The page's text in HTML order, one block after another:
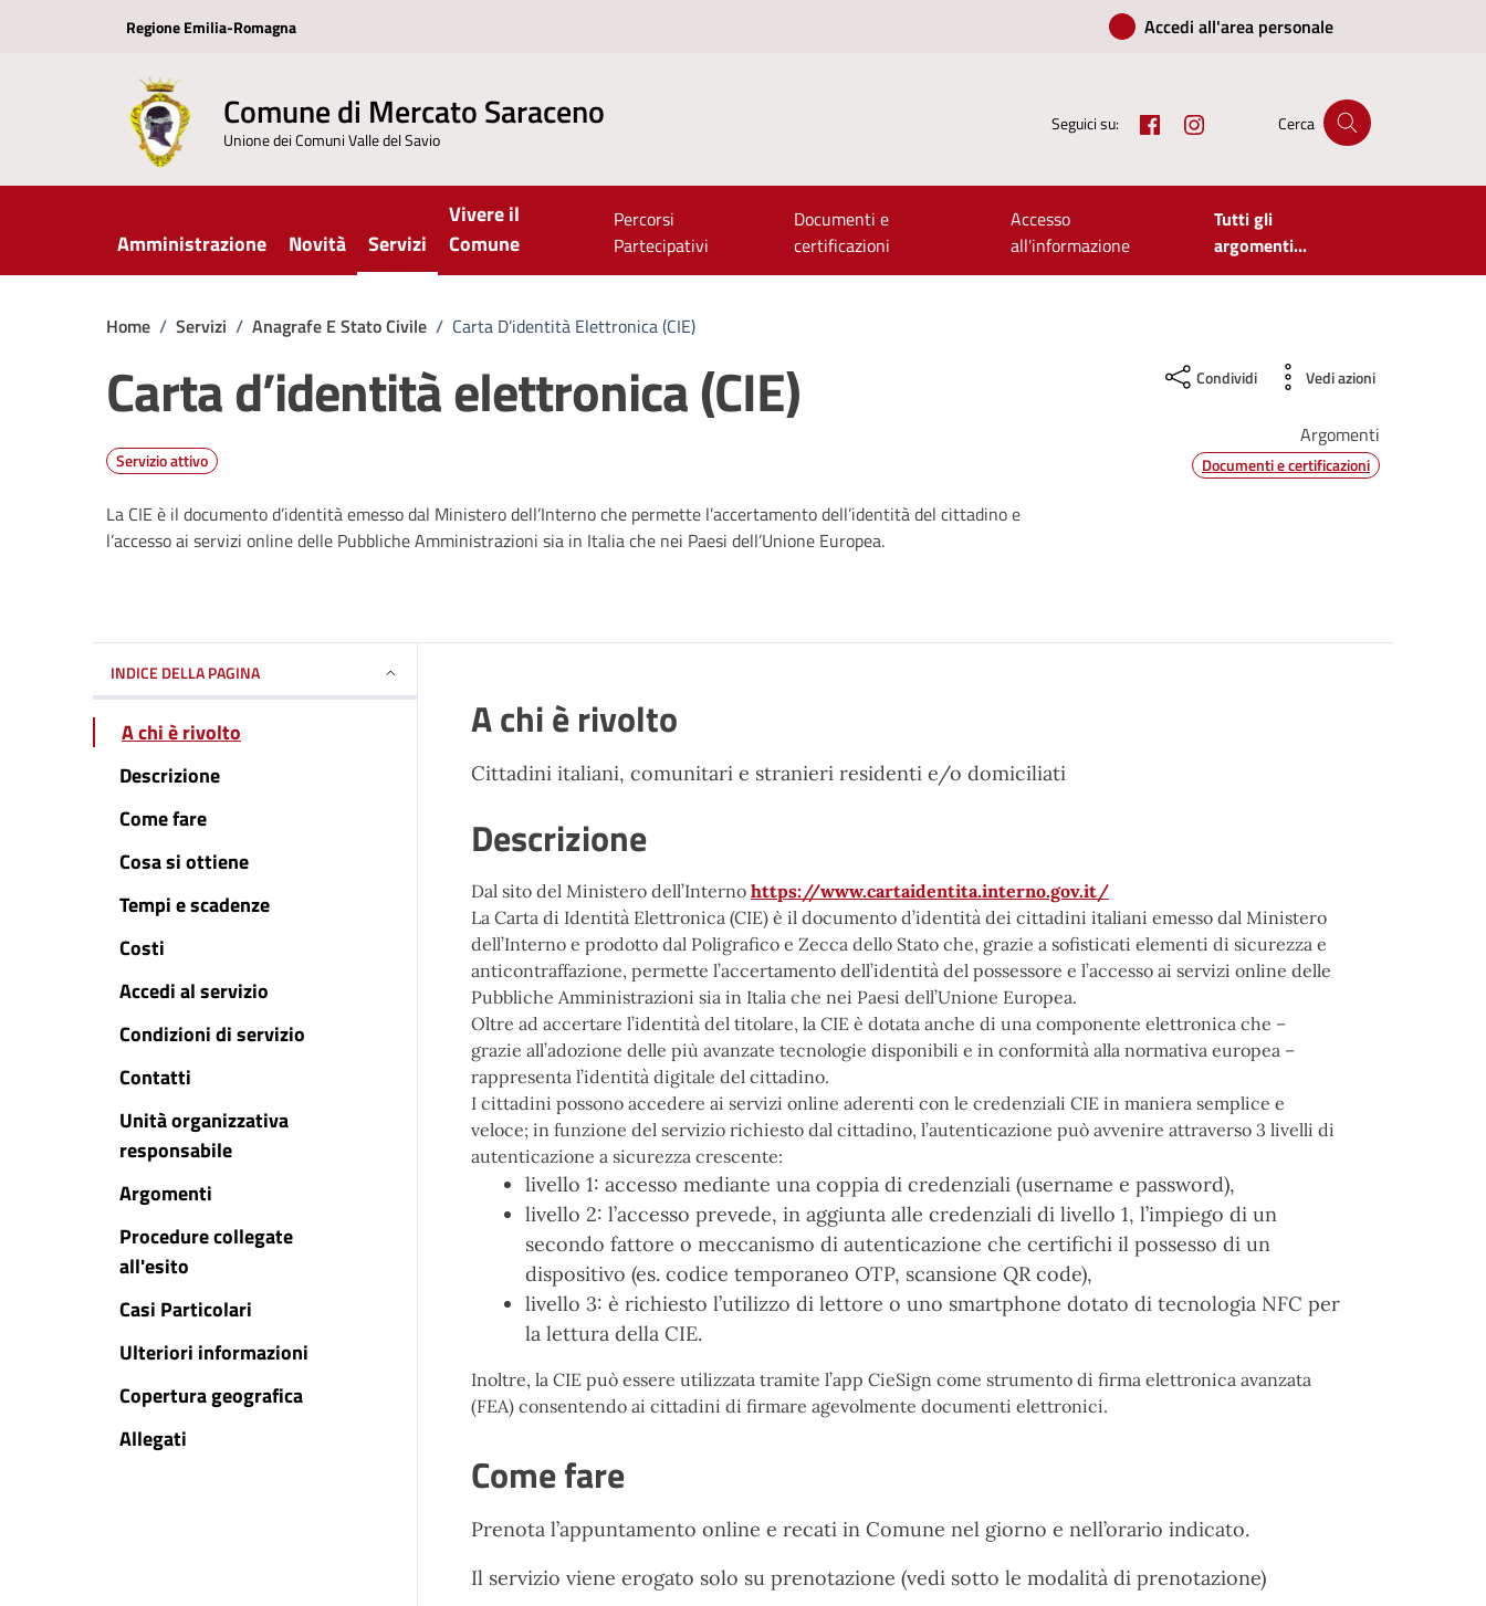
Regione Emilia-Romagna Accedi all'area personale
Comune di Mercato Saraceno
Unione dei Comuni Valle del Savio
Seguici su: FacebookInstagramCerca
Amministrazione Novità Servizi
Vivere il
Comune
Percorsi
Partecipativi
Documenti e
certificazioni
Accesso
all'informazione
Tutti gli
argomenti...
Home / Servizi / Anagrafe E Stato Civile / Carta D’identità Elettronica (CIE)
Carta d’identità elettronica (CIE)
Servizio attivo
La CIE è il documento d’identità emesso dal Ministero dell’Interno che permette l’accertamento dell’identità del cittadino e
l’accesso ai servizi online delle Pubbliche Amministrazioni sia in Italia che nei Paesi dell’Unione Europea.
Condividi Vedi azioni
Argomenti
Documenti e certificazioni
INDICE DELLA PAGINA
A chi è rivolto
Descrizione
Come fare
Cosa si ottiene
Tempi e scadenze
Costi
Accedi al servizio
Condizioni di servizio
Contatti
Unità organizzativa
responsabile
Argomenti
Procedure collegate
all'esito
Casi Particolari
Ulteriori informazioni
Copertura geografica
Allegati
A chi è rivolto
Cittadini italiani, comunitari e stranieri residenti e/o domiciliati
Descrizione
Dal sito del Ministero dell’Interno https://www.cartaidentita.interno.gov.it/
La Carta di Identità Elettronica (CIE) è il documento d’identità dei cittadini italiani emesso dal Ministero
dell’Interno e prodotto dal Poligrafico e Zecca dello Stato che, grazie a sofisticati elementi di sicurezza e
anticontraffazione, permette l’accertamento dell’identità del possessore e l’accesso ai servizi online delle
Pubbliche Amministrazioni sia in Italia che nei Paesi dell’Unione Europea.
Oltre ad accertare l’identità del titolare, la CIE è dotata anche di una componente elettronica che –
grazie all’adozione delle più avanzate tecnologie disponibili e in conformità alla normativa europea –
rappresenta l’identità digitale del cittadino.
I cittadini possono accedere ai servizi online aderenti con le credenziali CIE in maniera semplice e
veloce; in funzione del servizio richiesto dal cittadino, l’autenticazione può avvenire attraverso 3 livelli di
autenticazione a sicurezza crescente:
livello 1: accesso mediante una coppia di credenziali (username e password),
livello 2: l’accesso prevede, in aggiunta alle credenziali di livello 1, l’impiego di un
secondo fattore o meccanismo di autenticazione che certifichi il possesso di un
dispositivo (es. codice temporaneo OTP, scansione QR code),
livello 3: è richiesto l’utilizzo di lettore o uno smartphone dotato di tecnologia NFC per
la lettura della CIE.
Inoltre, la CIE può essere utilizzata tramite l’app CieSign come strumento di firma elettronica avanzata
(FEA) consentendo ai cittadini di firmare agevolmente documenti elettronici.
Come fare
Prenota l’appuntamento online e recati in Comune nel giorno e nell’orario indicato.
Il servizio viene erogato solo su prenotazione (vedi sotto le modalità di prenotazione)